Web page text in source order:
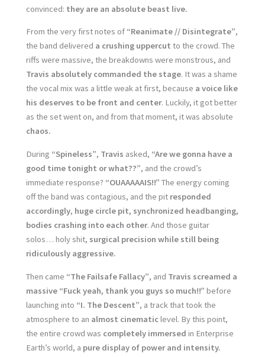
convinced: they are an absolute beast live.
From the very first notes of “Reanimate // Disintegrate”,
the band delivered a crushing uppercut to the crowd. The
riffs were massive, the breakdowns were monstrous, and
Travis absolutely commanded the stage. It was a shame
the vocal mix was a little weak at first, because a voice like
his deserves to be front and center. Luckily, it got better
as the set went on, and from that moment, it was absolute
chaos.
During “Spineless”, Travis asked, “Are we gonna have a
good time tonight or what??”, and the crowd’s
immediate response? “OUAAAAAIS!!” The energy coming
off the band was contagious, and the pit responded
accordingly, huge circle pit, synchronized headbanging,
bodies crashing into each other. And those guitar
solos… holy shit, surgical precision while still being
ridiculously aggressive.
Then came “The Failsafe Fallacy”, and Travis screamed a
massive “Fuck yeah, thank you guys so much!!” before
launching into “I. The Descent”, a track that took the
atmosphere to an almost cinematiclevel. By this point,
the entire crowd was completely immersed in Enterprise
Earth’s world, a pure display of power and intensity.